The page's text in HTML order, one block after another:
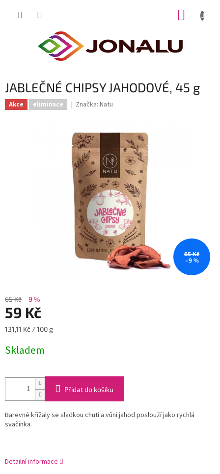
JABLEČNÉ CHIPSY JAHODOVÉ, 45 g
Akce eliminace Značka: Natu
65 Kč
–9 %
65 Kč –9 %
59 Kč
Měrná
131,11 Kč / 100 g
Skladem
Přidat do košíku
Barevné křížaly se sladkou chutí a vůní jahod poslouží jako rychlá
svačinka.
Detailní informace